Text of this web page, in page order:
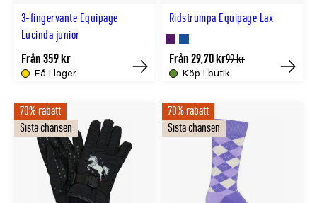
3-fingervante Equipage
Lucinda junior
Få i lager
Från 359 kr
Köp
Ridstrumpa Equipage Lax
färgfärg
Köp i butik
Från 29,70 krTidligere
lägsta
pris
99 kr
Köp
70% rabatt
Sista chansen
70% rabatt
Sista chansen